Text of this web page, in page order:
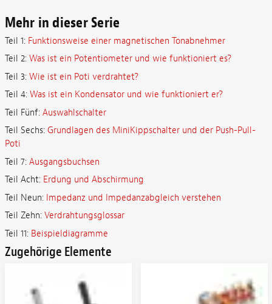
Mehr in dieser Serie
Teil 1: Funktionsweise einer magnetischen Tonabnehmer
Teil 2: Was ist ein Potentiometer und wie funktioniert es?
Teil 3: Wie ist ein Poti verdrahtet?
Teil 4: Was ist ein Kondensator und wie funktioniert er?
Teil Fünf: Auswahlschalter
Teil Sechs: Grundlagen des MiniKippschalter und der Push-Pull-
Poti
Teil 7: Ausgangsbuchsen
Teil Acht: Erdung und Abschirmung
Teil Neun: Impedanz und Impedanzabgleich verstehen
Teil Zehn: Verdrahtungsglossar
Teil 11: Beispieldiagramme
Zugehörige Elemente